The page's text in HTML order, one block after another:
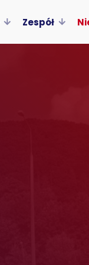
Zespół